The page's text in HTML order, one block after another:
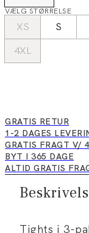
VÆLG STØRRELSE
XS S
4XL
GRATIS RETUR
1-2 DAGES
GRATIS FRAGT V/
BYT I 365 DAGE
ALTID GRATIS
Tights i 3-